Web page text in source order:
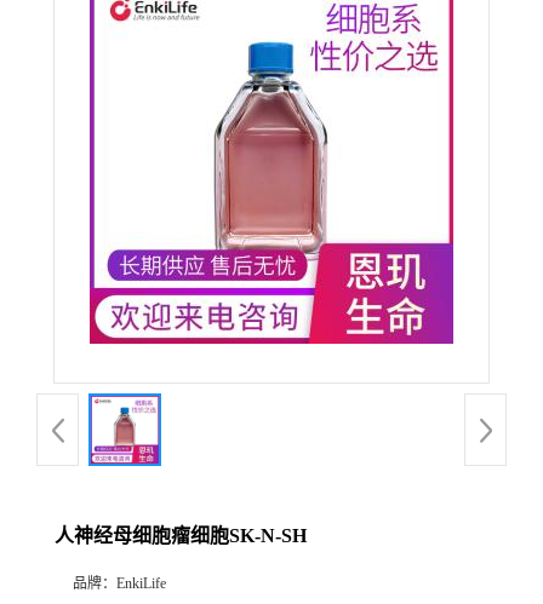
人神经母细胞瘤细胞SK-N-SH
品牌： EnkiLife